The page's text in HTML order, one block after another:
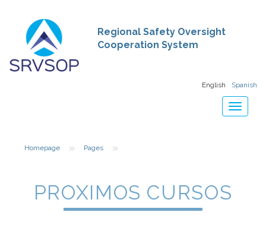
Regional Safety Oversight
Cooperation System
English Spanish
Toggle
Homepage » Pages »
PROXIMOS CURSOS